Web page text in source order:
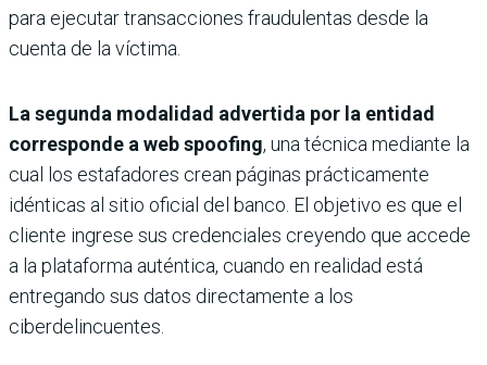
para ejecutar transacciones fraudulentas desde la
cuenta de la víctima.
La segunda modalidad advertida por la entidad
corresponde a web spoofing, una técnica mediante la
cual los estafadores crean páginas prácticamente
idénticas al sitio oficial del banco. El objetivo es que el
cliente ingrese sus credenciales creyendo que accede
a la plataforma auténtica, cuando en realidad está
entregando sus datos directamente a los
ciberdelincuentes.